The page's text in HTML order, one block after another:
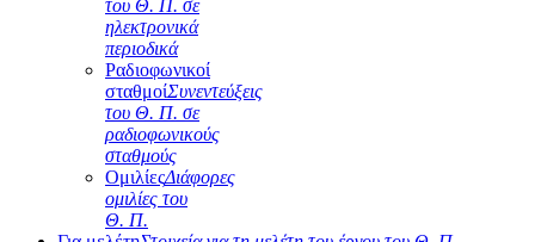
του Θ. Π. σε
ηλεκτρονικά
περιοδικά
Ραδιοφωνικοί
σταθμοίΣυνεντεύξεις
του Θ. Π. σε
ραδιοφωνικούς
σταθμούς
ΟμιλίεςΔιάφορες
ομιλίες του
Θ. Π.